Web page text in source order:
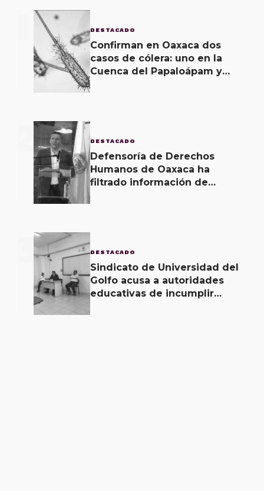
DESTACADO
Confirman en Oaxaca dos
casos de cólera: uno en la
Cuenca del Papaloápam y
2 DESTACADO
Defensoría de Derechos
Humanos de Oaxaca ha
filtrado información de
3 DESTACADO
Sindicato de Universidad del
Golfo acusa a autoridades
educativas de incumplir